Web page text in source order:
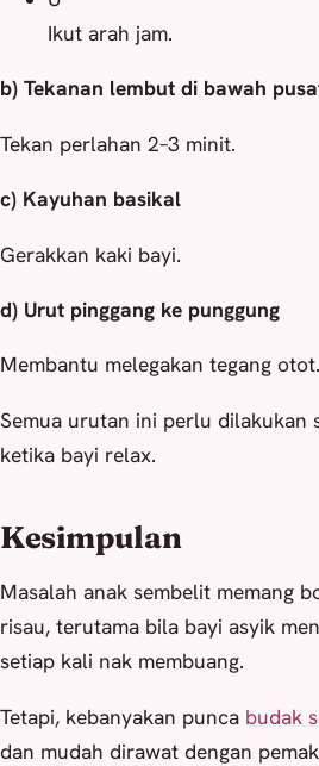
Ikut arah jam.
b) Tekanan lembut di bawah
Tekan perlahan 2–3 minit.
c) Kayuhan basikal
Gerakkan kaki bayi.
d) Urut pinggang ke punggung
Membantu melegakan tegang otot.
Semua urutan ini perlu dilakukan
ketika bayi relax.
Kesimpulan
Masalah anak sembelit memang
risau, terutama bila bayi asyik
setiap kali nak membuang.
Tetapi, kebanyakan punca budak
dan mudah dirawat dengan